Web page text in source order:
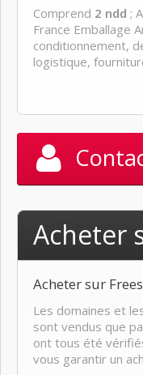
Comprend 2 ndd ;
France Emballage
conditionnement,
logistique,
Acheter
Acheter sur
Les domaines et
sont vendus que
ont tous été
vous garantir un